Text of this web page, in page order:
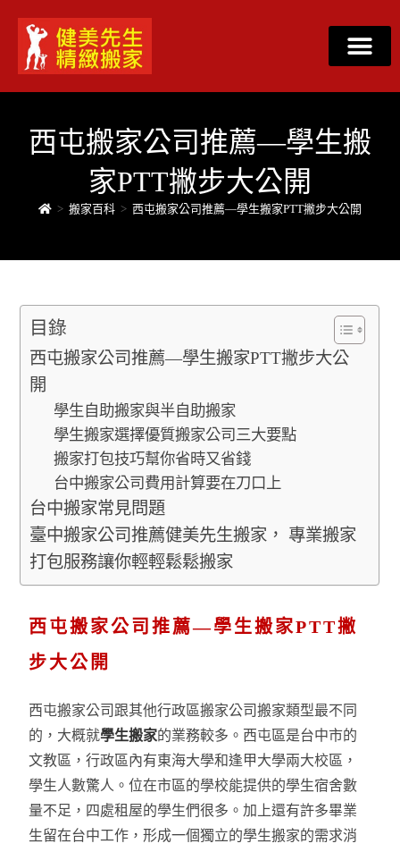
西屯搬家公司推薦—學生搬
家PTT撇步大公開
> 搬家百科 > 西屯搬家公司推薦—學生搬家PTT撇步大公開
目錄
西屯搬家公司推薦—學生搬家PTT撇步大公
開
學生自助搬家與半自助搬家
學生搬家選擇優質搬家公司三大要點
搬家打包技巧幫你省時又省錢
台中搬家公司費用計算要在刀口上
台中搬家常見問題
臺中搬家公司推薦健美先生搬家， 專業搬家
打包服務讓你輕輕鬆鬆搬家
西屯搬家公司推薦—學生搬家PTT撇
步大公開
西屯搬家公司跟其他行政區搬家公司搬家類型最不同
的，大概就學生搬家的業務較多。西屯區是台中市的
文教區，行政區內有東海大學和逢甲大學兩大校區，
學生人數驚人。位在市區的學校能提供的學生宿舍數
量不足，四處租屋的學生們很多。加上還有許多畢業
生留在台中工作，形成一個獨立的學生搬家的需求消